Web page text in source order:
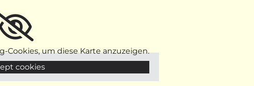
Cookies, um diese Karte anzuzeigen.
cookies